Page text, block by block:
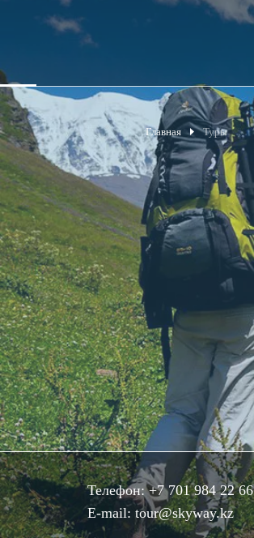
Главная Туры
Телефон:+7 701 984 22 66
E-mail: tour@skyway.kz